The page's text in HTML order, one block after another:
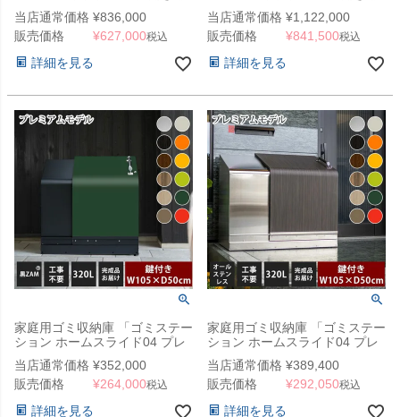
黒ZAM 1120L」 ※法人宛配送
限定（SN）
当店通常価格 ¥836,000
販売価格
¥627,000税込
詳細を見る
オールステンレス 1120L」 ※
法人宛配送限定 （SN）
当店通常価格 ¥1,122,000
販売価格
¥841,500税込
詳細を見る
家庭用ゴミ収納庫 「ゴミステー
ション ホームスライド04 プレ
ミアムモデル 黒ZAM 320L」
（YHC）
当店通常価格 ¥352,000
販売価格
¥264,000税込
詳細を見る
家庭用ゴミ収納庫 「ゴミステー
ション ホームスライド04 プレ
ミアムモデル オールステンレス
320L」 （YHC）
当店通常価格 ¥389,400
販売価格
¥292,050税込
詳細を見る